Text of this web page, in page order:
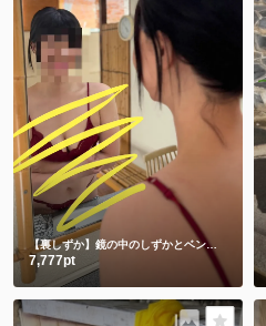
【裏しずか】鏡の中のしずかとベンチに座る生しずかどっちが好き？💕
7,777pt